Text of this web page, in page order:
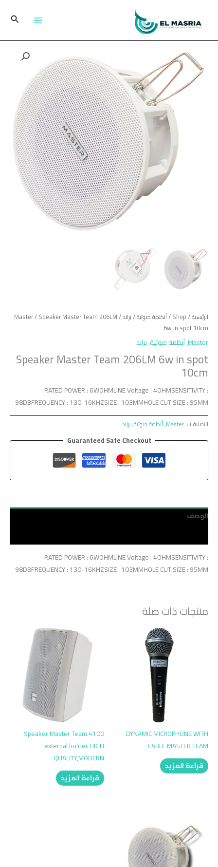
المحتوى
البحث
الرئيسية/
Shop
/أنظمة صوتية/براند/
Master/ Speaker Master Team 206LM
6w in spot 10cm
Master
,أنظمة صوتية,براند
Speaker Master Team 206LM 6w in spot
10cm
RATED POWER : 6WOHMLINE Voltage : 4OHMSENSITIVITY :
98DBFREQUENCY : 130-16KHZSIZE : 103MMHOLE CUT SIZE : 95MM
التصنيفات:Master
,أنظمة صوتية,براند
Guaranteed Safe Checkout
الوصف
RATED POWER : 6WOHMLINE Voltage : 4OHMSENSITIVITY :
98DBFREQUENCY : 130-16KHZSIZE : 103MMHOLE CUT SIZE : 95MM
منتجات ذات صلة
DYNAMIC MICROPHONE WITH
CABLE MASTER TEAM
قراءة المزيد
Speaker Master Team 4100
external holder HIGH
QUALITY,MODERN
قراءة المزيد